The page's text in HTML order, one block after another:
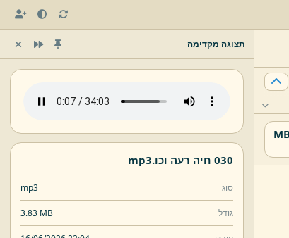
תצוגה מקדימה
030 חיה רעה וכו. mp3
סוג mp3
גודל 3.83 MB